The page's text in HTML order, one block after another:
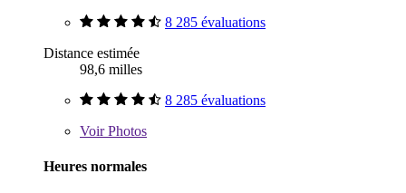
8 285 évaluations
Distance estimée
98,6 milles
8 285 évaluations
VoirPhotos
Heures normales